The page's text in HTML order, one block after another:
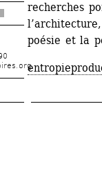
recherches
poésie et la